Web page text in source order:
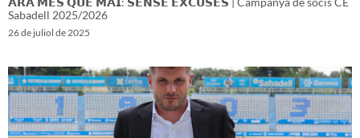
Sabadell 2025/2026
26 de juliol de 2025